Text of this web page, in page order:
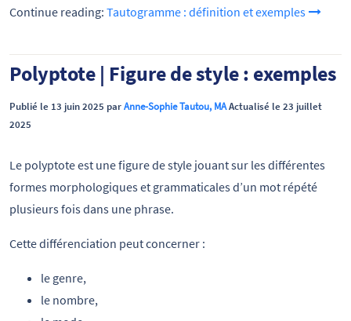
Continue reading: Tautogramme : définition et exemples
Polyptote | Figure de style : exemples
Publié le 13 juin 2025 parAnne-Sophie Tautou, MAActualisé le 23 juillet
2025
Le polyptote est une figure de style jouant sur les différentes
formes morphologiques et grammaticales d’un mot répété
plusieurs fois dans une phrase.
Cette différenciation peut concerner :
le genre,
le nombre,